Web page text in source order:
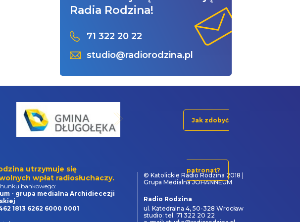
Radia Rodzina!
71 322 20 22
studio@radiorodzina.pl
Jak zdobyć
patronat?
utrzymuje się
wpłat radiosłuchaczy.
bankowego:
- grupa medialna Archidiecezji
1813 6262 6000 0001
© Katolickie Radio Rodzina 2018 |
Grupa Medialna JOHANNEUM
Radio Rodzina
ul. Katedralna 4, 50-328 Wrocław
studio: tel. 71 322 20 22